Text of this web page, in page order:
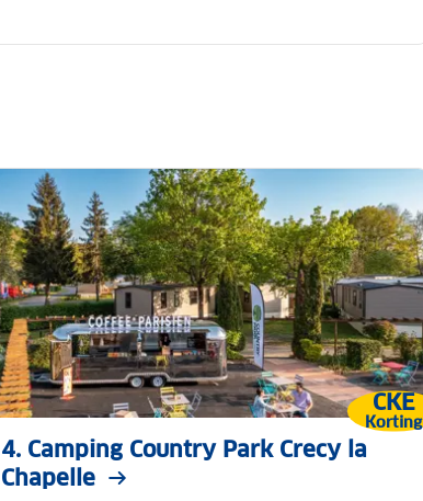
CKE
Korting
4. Camping Country Park Crecy la
Chapelle